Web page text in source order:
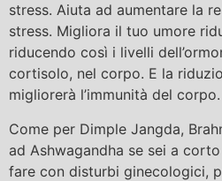
stress. Aiuta ad aumentare la
stress. Migliora il tuo umore
riducendo così i livelli
cortisolo, nel corpo. E la
migliorerà l’immunità del corpo.
Come per Dimple Jangda,
ad Ashwagandha se sei a
fare con disturbi ginecologici,